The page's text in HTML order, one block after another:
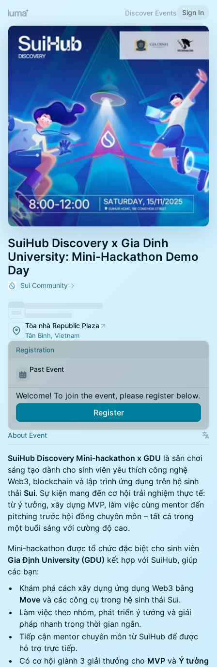
Discover Events Sign In
SuiHub Discovery x Gia Dinh
University: Mini-Hackathon Demo
Day
Sui Community
Tòa nhà Republic Plaza
Tân Bình, Vietnam
Registration
Past Event
Welcome! To join the event, please register below.
Register
About Event
SuiHub Discovery Mini-hackathon x GDU là sân chơi
sáng tạo dành cho sinh viên yêu thích công nghệ
Web3, blockchain và lập trình ứng dụng trên hệ sinh
thái Sui. Sự kiện mang đến cơ hội trải nghiệm thực tế:
từ ý tưởng, xây dựng MVP, làm việc cùng mentor đến
pitching trước hội đồng chuyên môn – tất cả trong
một buổi sáng với cường độ cao.
Mini-hackathon được tổ chức đặc biệt cho sinh viên
Gia Định University (GDU) kết hợp với SuiHub, giúp
các bạn:
Khám phá cách xây dựng ứng dụng Web3 bằng
Move và các công cụ trong hệ sinh thái Sui.
Làm việc theo nhóm, phát triển ý tưởng và giải
pháp nhanh trong thời gian ngắn.
Tiếp cận mentor chuyên môn từ SuiHub để được
hỗ trợ trực tiếp.
Có cơ hội giành 3 giải thưởng cho MVP và Ý tưởng